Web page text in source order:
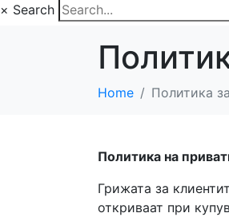
× Search
Home Политика
Политика на
Грижата за
откриваат при